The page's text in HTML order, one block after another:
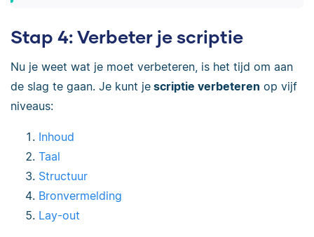
Stap 4: Verbeter je scriptie
Nu je weet wat je moet verbeteren, is het tijd om aan
de slag te gaan. Je kunt je scriptie verbeteren op vijf
niveaus:
Inhoud
Taal
Structuur
Bronvermelding
Lay-out